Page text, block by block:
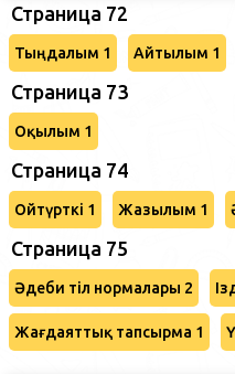
Страница 72
Тыңдалым 1 Айтылым 1
Страница 73
Оқылым 1
Страница 74
Ойтүрткі 1 Жазылым 1
Страница 75
Әдеби тіл нормалары 2
Жағдаяттық тапсырма 1